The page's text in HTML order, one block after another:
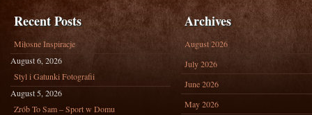
Recent Posts
Miłosne Inspiracje
August 6, 2026
Styl i Gatunki Fotografii
August 5, 2026
Zrób To Sam – Sport w Domu
Archives
August 2026
July 2026
June 2026
May 2026